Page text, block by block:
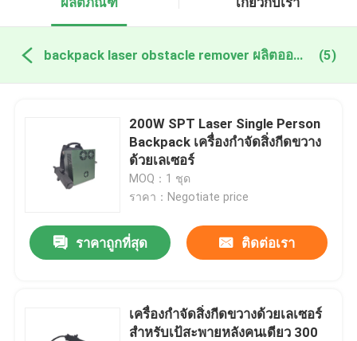
backpack laser obstacle remover ผลิตออนไลน์ (5)
200W SPT Laser Single Person
Backpack เครื่องกำจัดสิ่งกีดขวาง
ด้วยเลเซอร์
MOQ：1 ชุด
ราคา：Negotiate price
ราคาถูกที่สุด ติดต่อเรา
เครื่องกำจัดสิ่งกีดขวางด้วยเลเซอร์
สำหรับเป้สะพายหลังคนเดียว 300